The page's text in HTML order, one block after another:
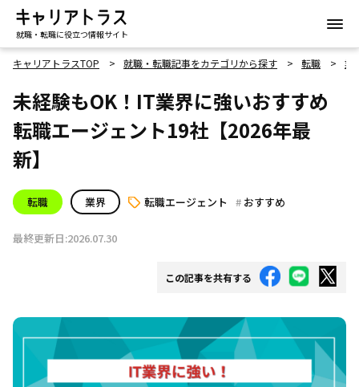
就職・転職に役立つ情報サイト
キャリアトラスTOP 就職・転職記事をカテゴリから探す 転職 業
未経験もOK！IT業界に強いおすすめ
転職エージェント19社【2026年最
新】
転職 業界 転職エージェント おすすめ
最終更新日:2026.07.30
この記事を共有する